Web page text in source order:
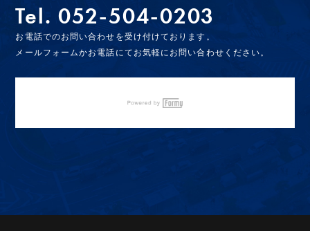
Tel.052-504-0203
お電話でのお問い合わせを受け付けております。
メールフォームかお電話にてお気軽にお問い合わせください。